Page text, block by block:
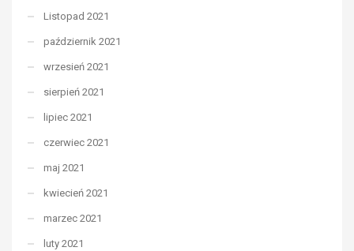
Listopad 2021
październik 2021
wrzesień 2021
sierpień 2021
lipiec 2021
czerwiec 2021
maj 2021
kwiecień 2021
marzec 2021
luty 2021